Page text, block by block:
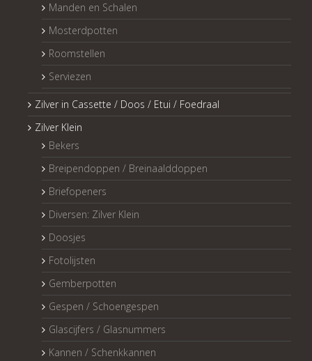
Manden en Schalen
Mosterdpotten
Roomstellen
Serviezen
Zilver in Cassette / Doos / Etui / Foedraal
Zilver Klein
Bekers
Breipendoppen / Breinaalddoppen
Briefopeners
Diversen: Zilver Klein
Doosjes
Fotolijsten
Gemberpotten
Gespen / Schoengespen
Glascijfers / Glasnummers
Kannen / Schenkkannen